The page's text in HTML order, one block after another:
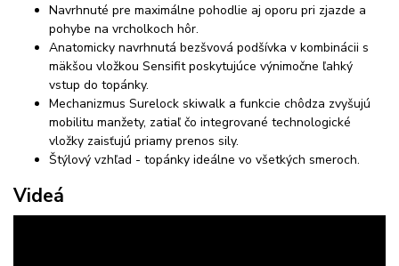
Navrhnuté pre maximálne pohodlie aj oporu pri zjazde a
pohybe na vrcholkoch hôr.
Anatomicky navrhnutá bezšvová podšívka v kombinácii s
mäkšou vložkou Sensifit poskytujúce výnimočne ľahký
vstup do topánky.
Mechanizmus Surelock skiwalk a funkcie chôdza zvyšujú
mobilitu manžety, zatiaľ čo integrované technologické
vložky zaisťujú priamy prenos sily.
Štýlový vzhľad - topánky ideálne vo všetkých smeroch.
Videá